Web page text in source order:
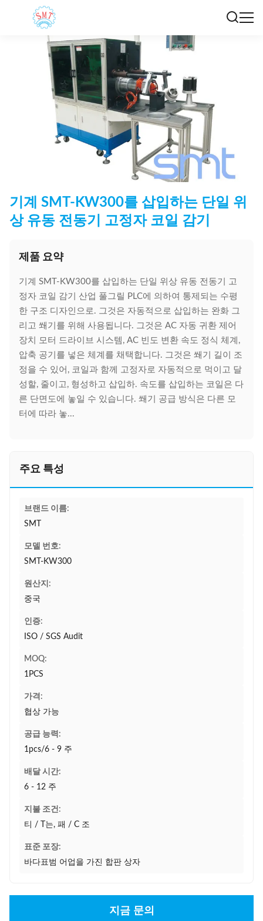
기계 SMT-KW300를 삽입하는 단일 위
상 유동 전동기 고정자 코일 감기
제품 요약
기계 SMT-KW300를 삽입하는 단일 위상 유동 전동기 고
정자 코일 감기 산업 풀그릴 PLC에 의하여 통제되는 수평
한 구조 디자인으로. 그것은 자동적으로 삽입하는 완화 그
리고 쐐기를 위해 사용됩니다. 그것은 AC 자동 귀환 제어
장치 모터 드라이브 시스템, AC 빈도 변환 속도 정식 체계,
압축 공기를 넣은 체계를 채택합니다. 그것은 쐐기 길이 조
정을 수 있어, 코일과 함께 고정자로 자동적으로 먹이고 달
성할, 줄이고, 형성하고 삽입하. 속도를 삽입하는 코일은 다
른 단면도에 놓일 수 있습니다. 쐐기 공급 방식은 다른 모
터에 따라 놓...
주요 특성
브랜드 이름:
SMT
모델 번호:
SMT-KW300
원산지:
중국
인증:
ISO / SGS Audit
MOQ:
1PCS
가격:
협상 가능
공급 능력:
1pcs/6 - 9 주
배달 시간:
6 - 12 주
지불 조건:
티 / T는, 패 / C 조
표준 포장:
바다표범 어업을 가진 합판 상자
지금 문의